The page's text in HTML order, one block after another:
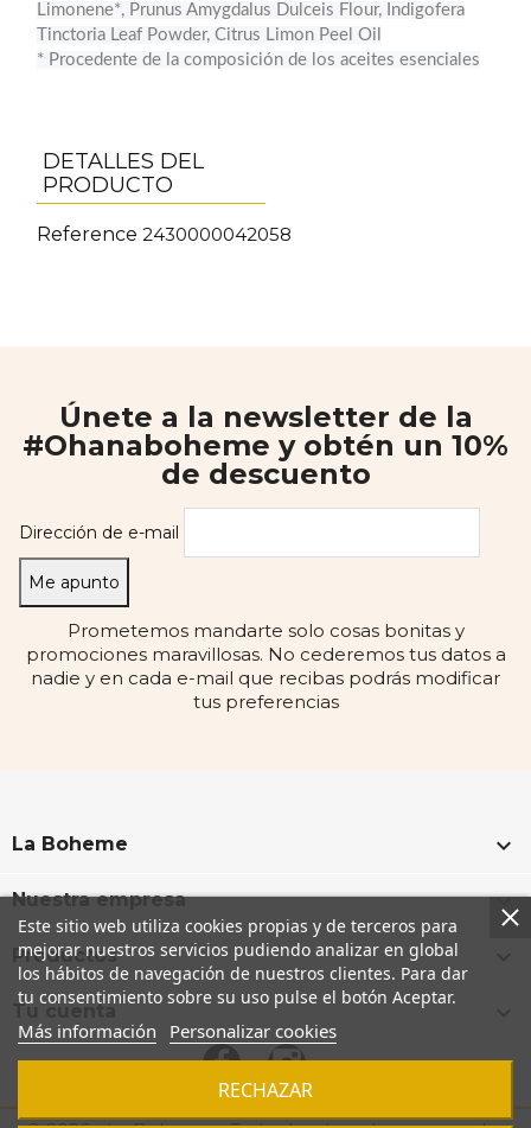
Limonene*, Prunus Amygdalus Dulceis Flour, Indigofera
Tinctoria Leaf Powder, Citrus Limon Peel Oil
* Procedente de la composición de los aceites esenciales
DETALLES DEL
PRODUCTO
Reference 2430000042058
Únete a la newsletter de la
#Ohanaboheme y obtén un 10%
de descuento
Dirección de e-mail
Prometemos mandarte solo cosas bonitas y
promociones maravillosas. No cederemos tus datos a
nadie y en cada e-mail que recibas podrás modificar
tus preferencias
La Boheme 
Nuestra empresa 
Productos
FacebookInstagram
Este sitio web utiliza cookies propias y de terceros para
mejorar nuestros servicios pudiendo analizar en global
los hábitos de navegación de nuestros clientes. Para dar
tu consentimiento sobre su uso pulse el botón Aceptar.
Más información Personalizar cookies
RECHAZAR